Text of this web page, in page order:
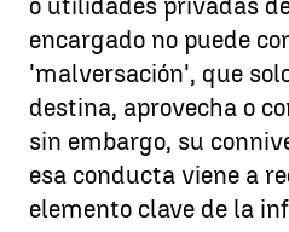
o utilidades privadas
encargado no puede
'malversación', que
destina, aprovecha o
sin embargo, su
esa conducta viene a
elemento clave de la